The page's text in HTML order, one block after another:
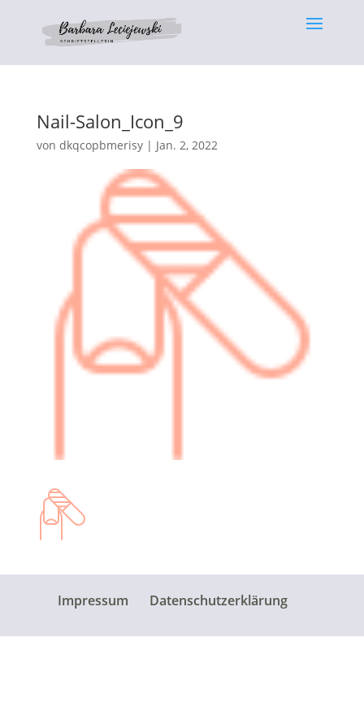
Nail-Salon_Icon_9
von dkqcopbmerisy| Jan. 2, 2022
Impressum Datenschutzerklärung